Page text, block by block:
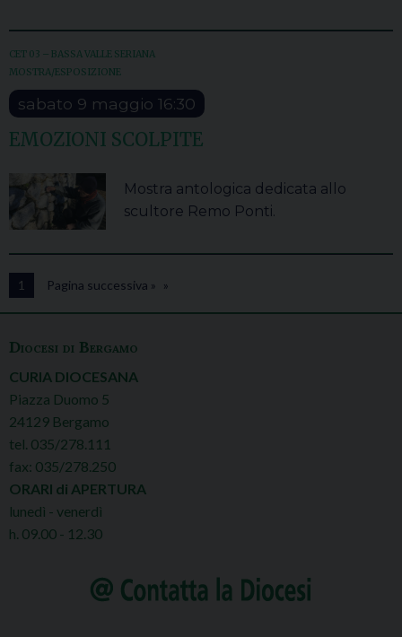
CET 03 – BASSA VALLE SERIANA
MOSTRA/ESPOSIZIONE
sabato 9 maggio 16:30
EMOZIONI SCOLPITE
Mostra antologica dedicata allo
scultore Remo Ponti.
1 Pagina successiva »
Diocesi di Bergamo
CURIA DIOCESANA
Piazza Duomo 5
24129 Bergamo
tel. 035/278.111
fax: 035/278.250
ORARI di APERTURA
lunedì - venerdì
h. 09.00 - 12.30